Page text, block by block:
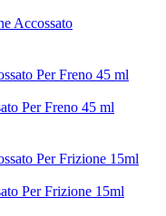
Accossato
Per Freno 45 ml
Per Frizione 15ml